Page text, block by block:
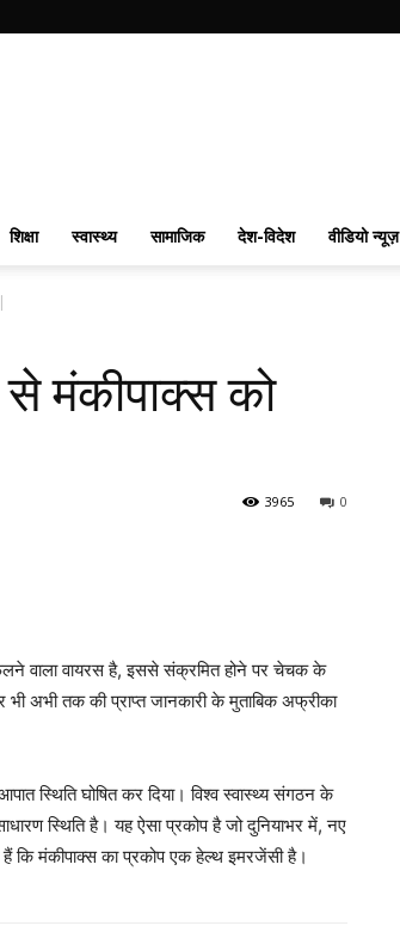
शिक्षा स्वास्थ्य सामाजिक देश-विदेश वीडियो न्यूज़
मंकीपाक्‍स को
0
3965
वाला वायरस है, इससे संक्रमित होने पर चेचक के
अभी तक की प्राप्‍त जानकारी के मुताबिक अफ्रीका
स्थिति घोषित कर दिया। विश्व स्वास्थ्य संगठन के
स्थिति है। यह ऐसा प्रकोप है जो दुनियाभर में, नए
मंकीपाक्स का प्रकोप एक हेल्‍थ इमरजेंसी है।